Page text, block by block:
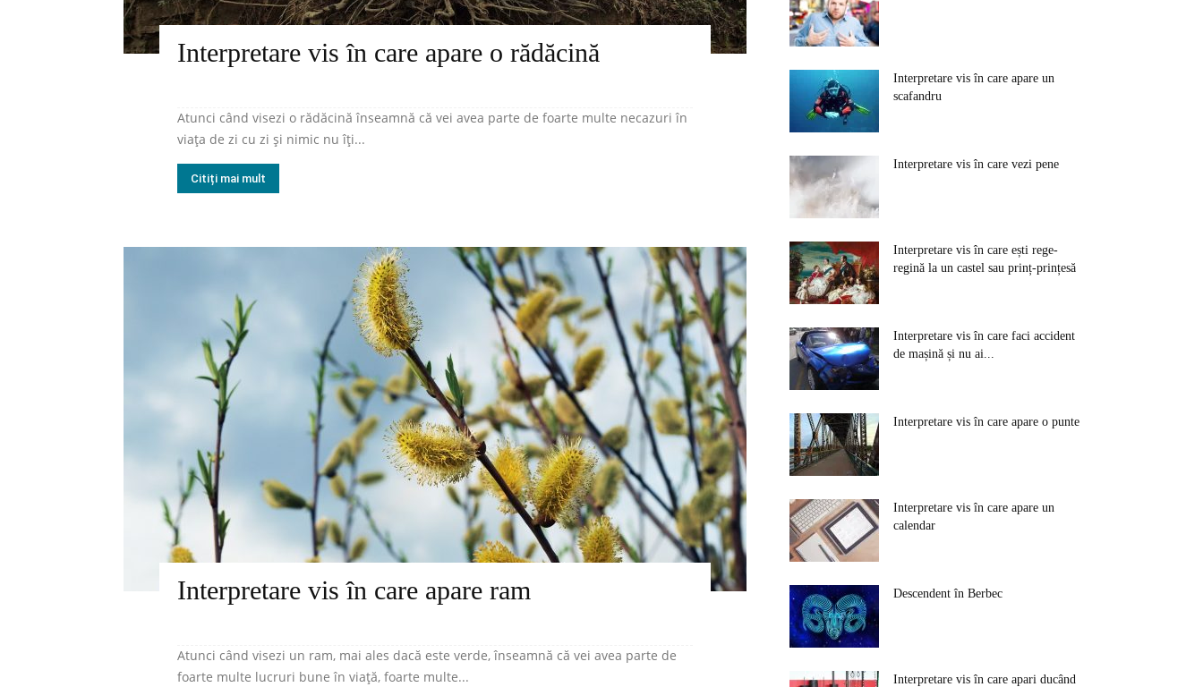
Interpretare vis în care apare o rădăcină
Atunci când visezi o rădăcină înseamnă că vei avea parte de foarte multe necazuri în
viața de zi cu zi și nimic nu îți...
Citiți mai mult
Interpretare vis în care apare ram
Atunci când visezi un ram, mai ales dacă este verde, înseamnă că vei avea parte de
foarte multe lucruri bune în viață, foarte multe...
Interpretare vis în care apare un
scafandru
Interpretare vis în care vezi pene
Interpretare vis în care ești rege-
regină la un castel sau prinț-prințesă
Interpretare vis în care faci accident
de mașină și nu ai...
Interpretare vis în care apare o punte
Interpretare vis în care apare un
calendar
Descendent în Berbec
Interpretare vis în care apari ducând